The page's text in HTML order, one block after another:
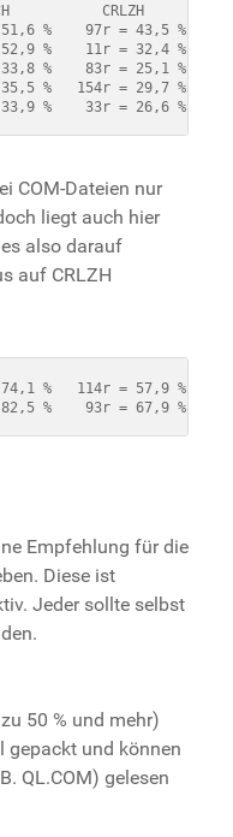
CRLZH
%    97r = 43,5 %
%    11r = 32,4 %
%    83r = 25,1 %
%   154r = 29,7 %
%    33r = 26,6 %
COM-Dateien nur
liegt auch hier
also darauf
auf CRLZH
74,1 %   114r = 57,9 %
%    93r = 67,9 %
Empfehlung für die
Diese ist
Jeder sollte selbst
50 % und mehr)
gepackt und können
QL.COM) gelesen